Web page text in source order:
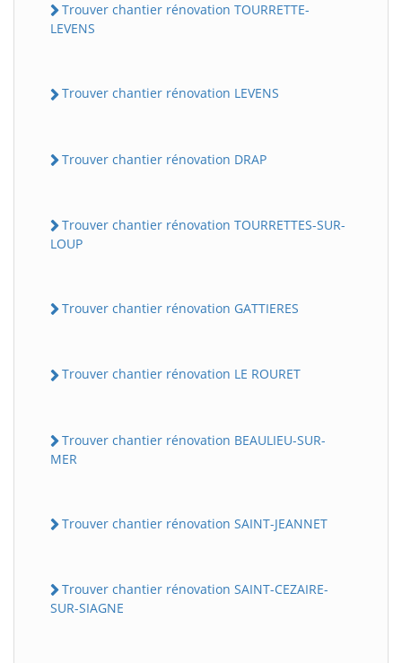
Trouver chantier rénovation TOURRETTE-
LEVENS
Trouver chantier rénovation LEVENS
Trouver chantier rénovation DRAP
Trouver chantier rénovation TOURRETTES-SUR-
LOUP
Trouver chantier rénovation GATTIERES
Trouver chantier rénovation LE ROURET
Trouver chantier rénovation BEAULIEU-SUR-
MER
Trouver chantier rénovation SAINT-JEANNET
Trouver chantier rénovation SAINT-CEZAIRE-
SUR-SIAGNE